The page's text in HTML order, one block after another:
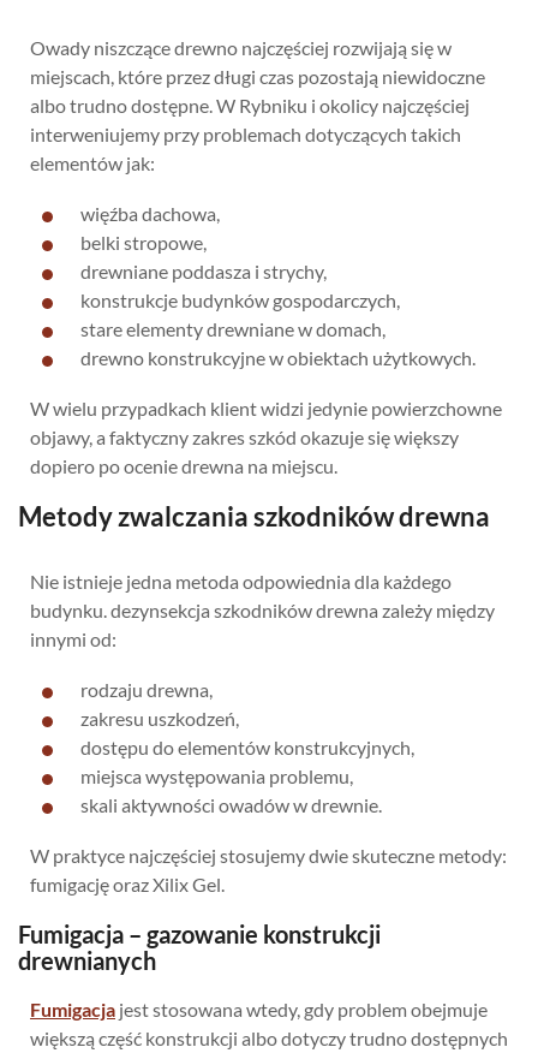
Owady niszczące drewno najczęściej rozwijają się w
miejscach, które przez długi czas pozostają niewidoczne
albo trudno dostępne. W Rybniku i okolicy najczęściej
interweniujemy przy problemach dotyczących takich
elementów jak:
więźba dachowa,
belki stropowe,
drewniane poddasza i strychy,
konstrukcje budynków gospodarczych,
stare elementy drewniane w domach,
drewno konstrukcyjne w obiektach użytkowych.
W wielu przypadkach klient widzi jedynie powierzchowne
objawy, a faktyczny zakres szkód okazuje się większy
dopiero po ocenie drewna na miejscu.
Metody zwalczania szkodników drewna
Nie istnieje jedna metoda odpowiednia dla każdego
budynku. dezynsekcja szkodników drewna zależy między
innymi od:
rodzaju drewna,
zakresu uszkodzeń,
dostępu do elementów konstrukcyjnych,
miejsca występowania problemu,
skali aktywności owadów w drewnie.
W praktyce najczęściej stosujemy dwie skuteczne metody:
fumigację oraz Xilix Gel.
Fumigacja – gazowanie konstrukcji
drewnianych
Fumigacja jest stosowana wtedy, gdy problem obejmuje
większą część konstrukcji albo dotyczy trudno dostępnych